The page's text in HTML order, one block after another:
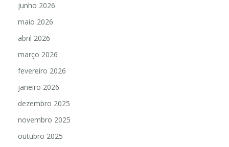
junho 2026
maio 2026
abril 2026
março 2026
fevereiro 2026
janeiro 2026
dezembro 2025
novembro 2025
outubro 2025